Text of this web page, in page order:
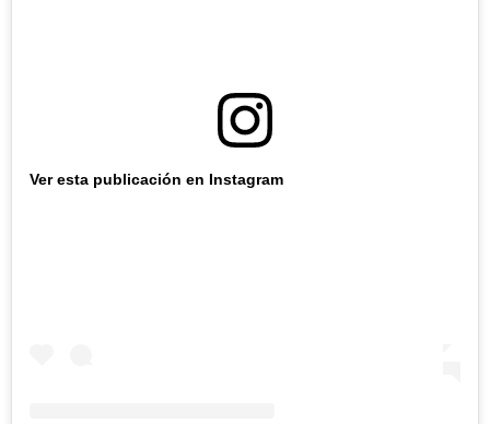
Ver esta publicación en Instagram